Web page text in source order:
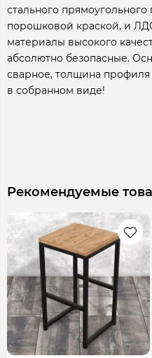
стального
порошковой краской, и
материалы высокого
абсолютно безопасные.
сварное, толщина профиля
в собранном виде!
Рекомендуемые